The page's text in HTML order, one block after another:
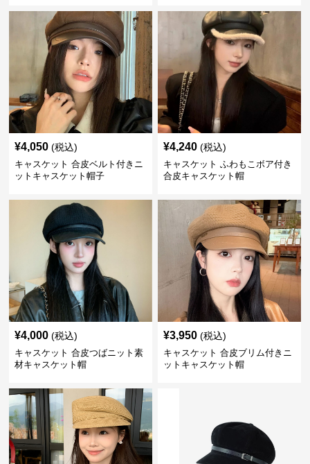
¥4,050 (税込)
キャスケット 合皮ベルト付きニ
ットキャスケット帽子
¥4,240 (税込)
キャスケット ふわもこボア付き
合皮キャスケット帽
¥4,000 (税込)
キャスケット 合皮つばニット素
材キャスケット帽
¥3,950 (税込)
キャスケット 合皮ブリム付きニ
ットキャスケット帽